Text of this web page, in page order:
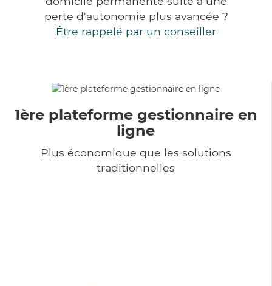
perte d'autonomie plus avancée ?
Être rappelé par un conseiller
1ère plateforme gestionnaire en
ligne
Plus économique que les solutions
traditionnelles